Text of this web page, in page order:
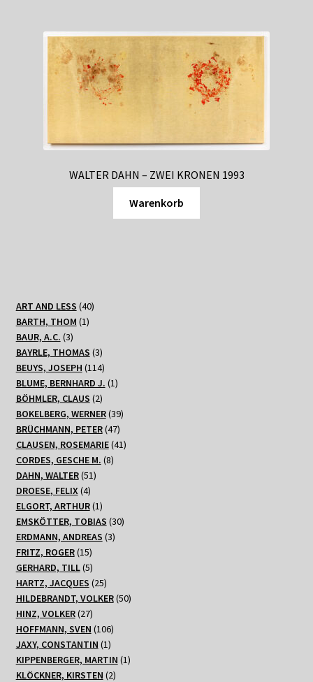
WALTER DAHN – ZWEI KRONEN 1993
Warenkorb
ART AND LESS 4040
BARTH, THOM 11
BAUR, A.C. 33
Produkte
BAYRLE, THOMAS 33
Produkte
BEUYS, JOSEPH 114114
Produkte
BLUME, BERNHARD J. 11
BÖHMLER, CLAUS 22
Produkte
BOKELBERG, WERNER 3939
BRÜCHMANN, PETER 4747
Produkte
CLAUSEN, ROSEMARIE 4141
CORDES, GESCHE M. 88
DAHN, WALTER 5151
DROESE, FELIX 44
Produkte
ELGORT, ARTHUR 11
Produkt
EMSKÖTTER, TOBIAS 3030
ERDMANN, ANDREAS 33
FRITZ, ROGER 1515
Produkte
GERHARD, TILL 55
Produkte
HARTZ, JACQUES 2525
Produkte
HILDEBRANDT, VOLKER 5050
HINZ, VOLKER 2727
Produkte
HOFFMANN, SVEN 106106
Produkte
JAXY, CONSTANTIN 11
Produkt
KIPPENBERGER, MARTIN 11
KLÖCKNER, KIRSTEN 22